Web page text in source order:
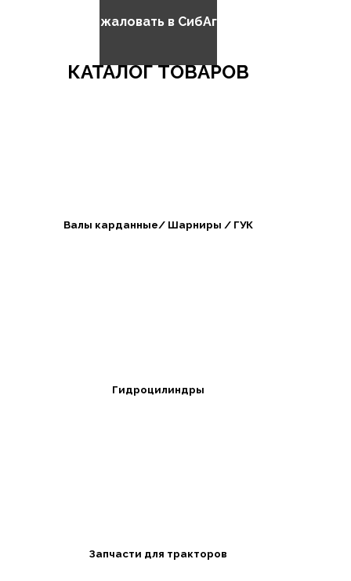
Добро пожаловать в СибАгроБизнес
КАТАЛОГ ТОВАРОВ
Валы карданные/ Шарниры / ГУК
Гидроцилиндры
Запчасти для тракторов